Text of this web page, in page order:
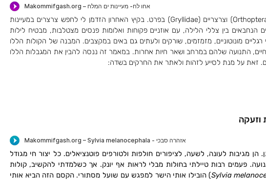
הלילה הישראלי עשיר בקולות חגבאיים (Orthoptera) וצרצריים (Gryllidae) בפרט. בקיץ האחרון הזדמן לי לחפש צרצרים במעיינות
הנחבאים בין צללי הלילה, עם אוזניים פקוחות ואלומות פנסים מצטלבות, מבטיח לילות
מונוטוניים, מזמזמים, שורקים ולעתים גם באים במקצבים. המבנה של הקולות הללו
התנועה שלהם במרחב ושאר חיות אחרות. במאמר זה ננסה להבין את המגבלות הללו
זאת על מנת לסייע לזהות ולאתר את החרקים בשדה:
וזעקה
מגיבות לעונה, לשעה, לציפורים חולפות ולטורפים פוטנציאלים. כל יצור חי מגודל
פעמים רבות טיילתי בחולות מבלי לראות אף יונק. אך כשלמדתי להקשיב, קולות
Sylvia) הובילו אותי הישר למפגש עם שועל מסתורי. הקסם הזה הביא אותי